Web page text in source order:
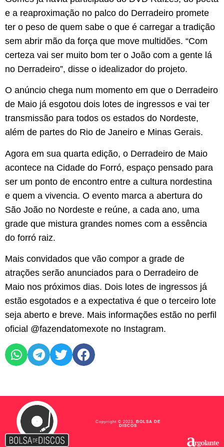
e a reaproximação no palco do Derradeiro promete
ter o peso de quem sabe o que é carregar a tradição
sem abrir mão da força que move multidões. “Com
certeza vai ser muito bom ter o João com a gente lá
no Derradeiro”, disse o idealizador do projeto.
O anúncio chega num momento em que o Derradeiro
de Maio já esgotou dois lotes de ingressos e vai ter
transmissão para todos os estados do Nordeste,
além de partes do Rio de Janeiro e Minas Gerais.
Agora em sua quarta edição, o Derradeiro de Maio
acontece na Cidade do Forró, espaço pensado para
ser um ponto de encontro entre a cultura nordestina
e quem a vivencia. O evento marca a abertura do
São João no Nordeste e reúne, a cada ano, uma
grade que mistura grandes nomes com a essência
do forró raiz.
Mais convidados que vão compor a grade de
atrações serão anunciados para o Derradeiro de
Maio nos próximos dias. Dois lotes de ingressos já
estão esgotados e a expectativa é que o terceiro lote
seja aberto e breve. Mais informações estão no perfil
oficial @fazendatomexote no Instagram.
Copyright © 2023, BOLSA DE
DISCOS